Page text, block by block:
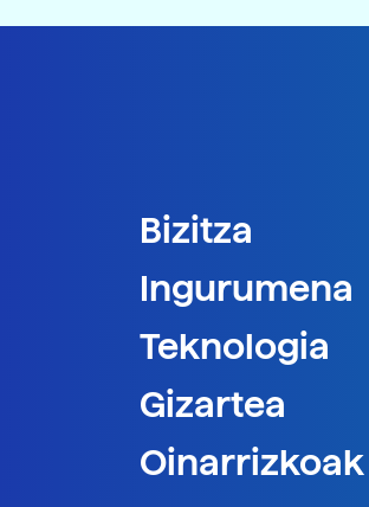
Bizitza
Ingurumena
Teknologia
Gizartea
Oinarrizkoak